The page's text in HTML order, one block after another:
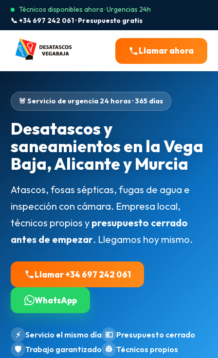
Técnicos disponibles ahora · Urgencias 24h
📞 +34 697 242 061 · Presupuesto gratis
Llamar ahora
🚨 Servicio de urgencia 24 horas · 365 días
Desatascos y
saneamientos en la Vega
Baja, Alicante y Murcia
Atascos, fosas sépticas, fugas de agua e
inspección con cámara. Empresa local,
técnicos propios y presupuesto cerrado
antes de empezar. Llegamos hoy mismo.
Llamar +34 697 242 061
WhatsApp
⚡ Servicio el mismo día 💶 Presupuesto cerrado
🛡️ Trabajo garantizado 👷 Técnicos propios